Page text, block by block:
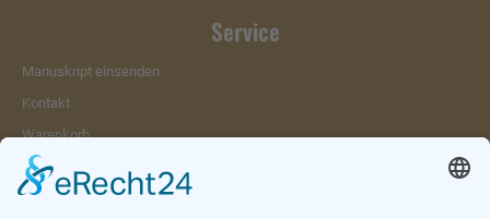
Service
Manuskript einsenden
Kontakt
Warenkorb
Konto
Merkzettel